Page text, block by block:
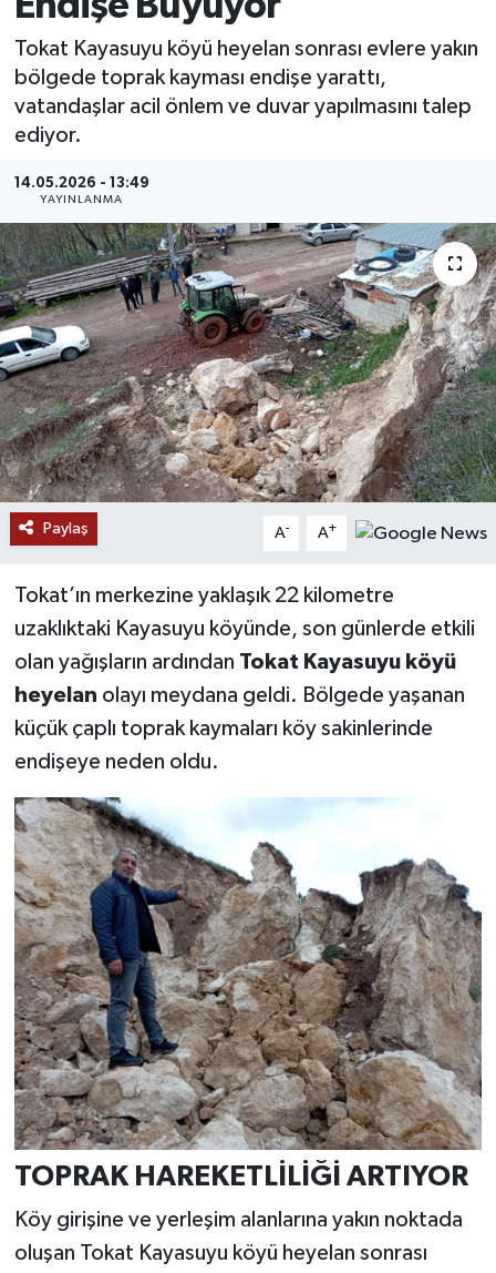
Tokat Kayasuyu köyü heyelan sonrası evlere yakın
bölgede toprak kayması endişe yarattı,
vatandaşlar acil önlem ve duvar yapılmasını talep
ediyor.
14.05.2026 - 13:49
YAYINLANMA
Paylaş A- A+
Tokat’ın merkezine yaklaşık 22 kilometre
uzaklıktaki Kayasuyu köyünde, son günlerde etkili
olan yağışların ardından Tokat Kayasuyu köyü
heyelan olayı meydana geldi. Bölgede yaşanan
küçük çaplı toprak kaymaları köy sakinlerinde
endişeye neden oldu.
TOPRAK HAREKETLİLİĞİ ARTIYOR
Köy girişine ve yerleşim alanlarına yakın noktada
oluşan Tokat Kayasuyu köyü heyelan sonrası
MAGAZİN
ÖZEL HABER
SAĞLIK
SİYASET
SOSYAL YARDIMLAR
SPONSORLU YAZI
SPOR
TEKNOLOJİ
YAŞAM